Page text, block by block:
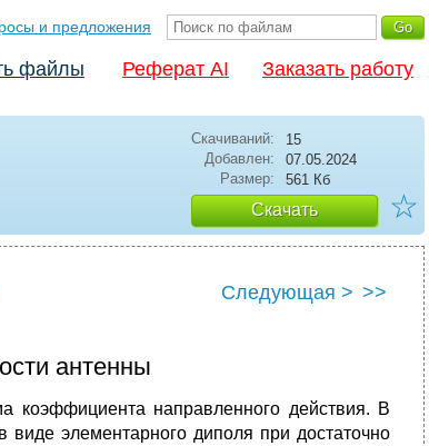
и предложения
файлы Реферат AI Заказать работу
Скачиваний:
15
Добавлен:
07.05.2024
Размер:
561 Кб
Скачать ☆
Следующая > >>
антенны
коэффициента направленного действия. В
элементарного диполя при достаточно